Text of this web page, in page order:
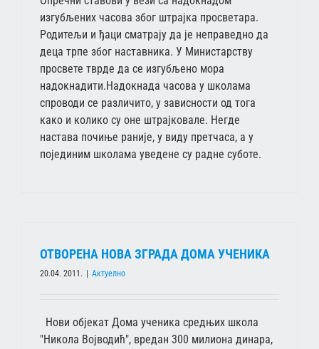
изгубљених часова због штрајка просветара.
Родитељи и ђаци сматрају да је неправедно да
деца трпе због наставника. У Министарству
просвете тврде да се изгубљено мора
надокнадити.Надокнада часова у школама
спроводи се различито, у зависности од тога
како и колико су оне штрајковале. Негде
настава почиње раније, у виду претчаса, а у
појединим школама уведене су радне суботе.
ОТВОРЕНА НОВА ЗГРАДА ДОМА УЧЕНИКА
20.04. 2011. Актуелно
Нови објекат Дома ученика средњих школа
"Никола Војводић", вредан 300 милиона динара,